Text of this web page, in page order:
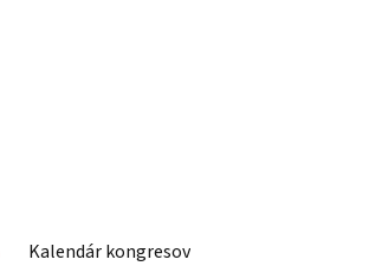
Kalendár kongresov